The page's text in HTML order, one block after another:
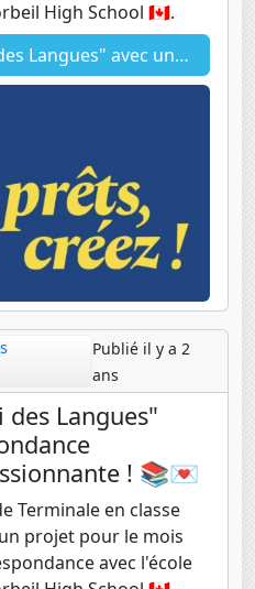
High School 🇨🇦.
internationale passionnante ! 📚💌
Publié il y a 2
ans
Langues"
! 📚💌
Terminale en classe
projet pour le mois
avec l'école